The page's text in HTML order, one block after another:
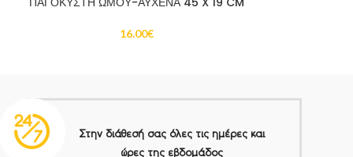
16.00€
Στην διάθεσή σας όλες τις ημέρες και
ώρες της εβδομάδος